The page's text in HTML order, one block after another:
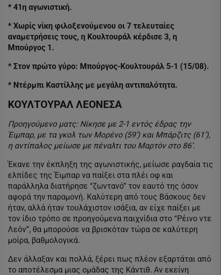
* 41η αγωνιστική.
* Χωρίς νίκη φιλοξενούμενου οι 7 τελευταίες
αναμετρήσεις τους, η Κουλτουράλ κέρδισε 3, η
Μπούργος 1.
* Στον πρώτο γύρο: Μπούργος-Κουλτουράλ 5-1 (15/08).
* Ντέρμπι Καστίλλης με μεγάλη αντιπαλότητα.
ΚΟΥΛΤΟΥΡΑΛ ΛΕΟΝΕΣΑ
Προηγούμενο ματς: Νίκησε με 2-1 εντός έδρας την
Έιμπαρ, με τα γκολ των Μορένο (59’) και Μπάρζιτς (61’),
η αντίπαλος μείωσε με πέναλτι του Μαρτόν στο 86’.
Έκανε την έκπληξη της αγωνιστικής, μείωσε ραγδαία τις
ελπίδες της Έιμπαρ να παίξει στα πλέι οφ και
παράλληλα διατήρησε “ζωντανό” τον εαυτό της όσον
αφορά την παραμονή. Καλύτερη από τους Βάσκους δεν
ήταν, αλλά ήταν τουλάχιστον ισάξια, αν είχε παίξει με
τον ίδιο τρόπο σε προηγούμενα παιχνίδια στο “Ρέινο ντε
Λεόν”, θα μπορούσε να βρισκόταν τώρα σε καλύτερη
μοίρα, βαθμολογικά.
Δεν άλλαξαν και πολλά, ξέρει πως πλέον εξαρτάται από
το αποτέλεσμα μιας ομάδας της Κάντιθ. Αν εκείνη